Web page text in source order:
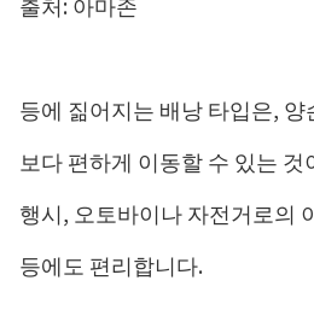
등에 짊어지는 배낭 타입은,
보다 편하게 이동할 수 있는 것
행시, 오토바이나 자전거로의
등에도 편리합니다.